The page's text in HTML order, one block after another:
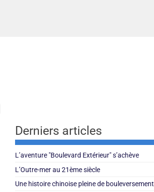
Derniers articles
L’aventure "Boulevard Extérieur" s’achève
L’Outre-mer au 21ème siècle
Une histoire chinoise pleine de bouleversement